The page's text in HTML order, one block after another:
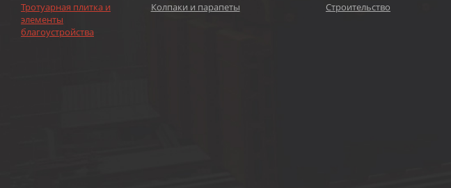
Тротуарная плитка и
элементы
благоустройства
Колпаки и парапеты
Строительство